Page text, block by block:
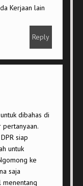
Kerjaan lain
Reply
dibahas di
pertanyaan.
siap
untuk
ke
saja
menentang